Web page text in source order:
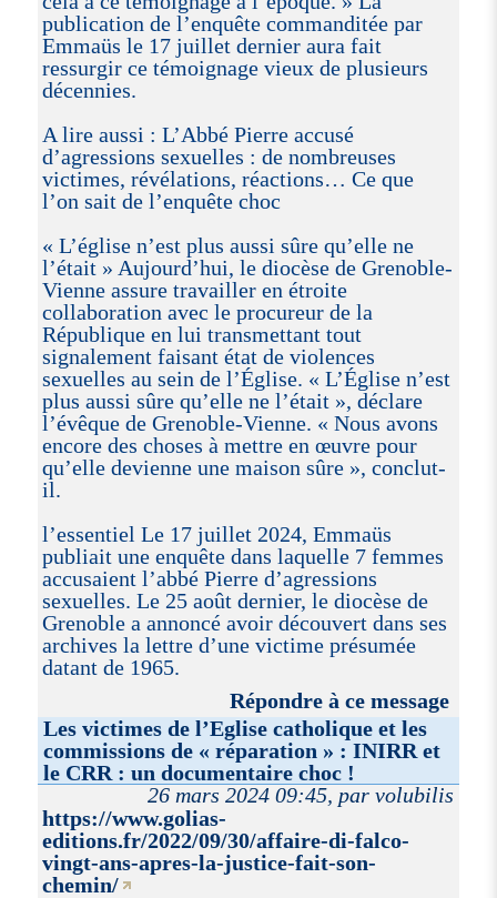
publication de l’enquête commanditée par
Emmaüs le 17 juillet dernier aura fait
ressurgir ce témoignage vieux de plusieurs
décennies.
A lire aussi : L’Abbé Pierre accusé
d’agressions sexuelles : de nombreuses
victimes, révélations, réactions… Ce que
l’on sait de l’enquête choc
« L’église n’est plus aussi sûre qu’elle ne
l’était » Aujourd’hui, le diocèse de Grenoble-
Vienne assure travailler en étroite
collaboration avec le procureur de la
République en lui transmettant tout
signalement faisant état de violences
sexuelles au sein de l’Église. « L’Église n’est
plus aussi sûre qu’elle ne l’était », déclare
l’évêque de Grenoble-Vienne. « Nous avons
encore des choses à mettre en œuvre pour
qu’elle devienne une maison sûre », conclut-
il.
l’essentiel Le 17 juillet 2024, Emmaüs
publiait une enquête dans laquelle 7 femmes
accusaient l’abbé Pierre d’agressions
sexuelles. Le 25 août dernier, le diocèse de
Grenoble a annoncé avoir découvert dans ses
archives la lettre d’une victime présumée
datant de 1965.
Répondre à ce message
Les victimes de l’Eglise catholique et les
commissions de « réparation » : INIRR et
le CRR : un documentaire choc !
26 mars 2024 09:45, par volubilis
https://www.golias-
editions.fr/2022/09/30/affaire-di-falco-
vingt-ans-apres-la-justice-fait-son-
chemin/